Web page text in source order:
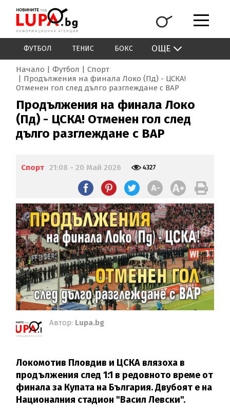
ФУТБОЛ ТЕНИС БОКС ОЩЕ
Начало Футбол
Спорт
Продължения на финала Локо (Пд) - ЦСКА!
Отменен гол след дълго разглеждане с ВАР
Продължения на финала Локо
(Пд) - ЦСКА! Отменен гол след
дълго разглеждане с ВАР
Спорт 21:08 - 20 Май 2026 4327
Автор: Lupa.bg
Локомотив Пловдив и ЦСКА влязоха в
продължения след 1:1 в редовното време от
финала за Купата на България. Двубоят е на
Националния стадион "Васил Левски".